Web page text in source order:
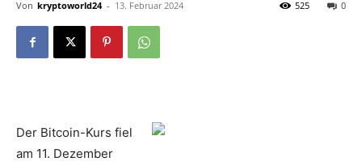
Von kryptoworld24 - 13. Februar 2024 0
525
Der Bitcoin-Kurs fiel
am 11. Dezember